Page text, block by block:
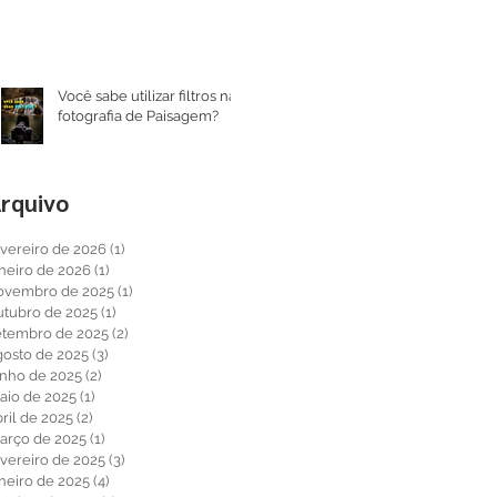
Você sabe utilizar filtros na
fotografia de Paisagem?
de 2026 (1)
de 2026(1)
de 2025(1)
de 2025 (1)
de 2025 (2)
de 2025 (3)
de 2025 (2)
de 2025(1)
de 2025 (2)
de 2025(1)
de 2025 (3)
de 2025(4)